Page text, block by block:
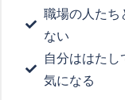
職場の人たち
ない
自分ははた
気になる